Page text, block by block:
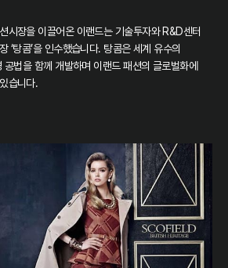
시장을 이끌어온 이랜드는 기술투자와 R&D센터
‘탕콤’을 인수했습니다. 탕콤은 세계 유수의
법을 함께 개발하며 이랜드 패션의 글로벌화에
습니다.